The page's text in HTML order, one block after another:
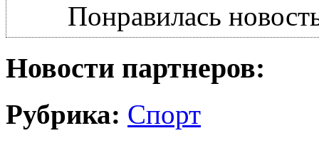
Понравилась
Новости партнеров:
Рубрика: Спорт